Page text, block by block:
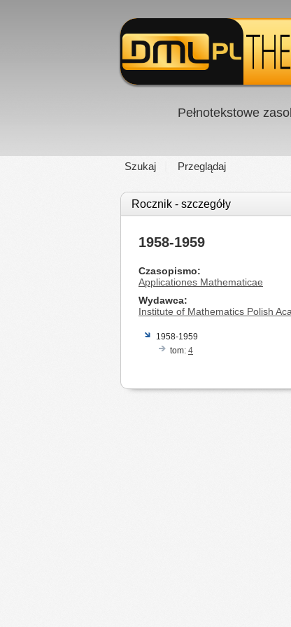
Pełnotekstowe
Szukaj Przeglądaj
Rocznik - szczegóły
1958-1959
Czasopismo
Applicationes Mathematicae
Wydawca
Institute of Mathematics Polish
1958-1959
tom: 4